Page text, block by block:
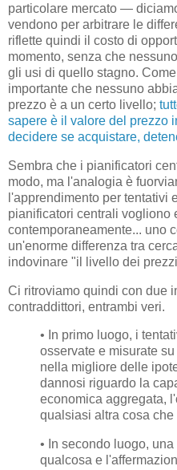
particolare mercato —
vendono per arbitrare le
riflette quindi il costo di
momento, senza che
gli usi di quello stagno.
importante che nessuno
prezzo è a un certo livello;
sapere è il valore del prezzo
decidere se acquistare,
Sembra che i pianificatori
modo, ma l'analogia è
l'apprendimento per tentativi
pianificatori centrali vogliono
contemporaneamente... uno
un'enorme differenza tra
indovinare "il livello dei
Ci ritroviamo quindi con due
contraddittori, entrambi veri.
• In primo luogo, i
osservate e misurate
nella migliore delle
dannosi riguardo la
economica aggregata,
qualsiasi altra cosa che
• In secondo luogo,
qualcosa e